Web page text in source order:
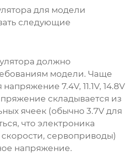
для модели
следующие
должно
модели. Чаще
7.4V, 11.1V, 14.8V
складывается из
ячеек (обычно 3.7V для
что электроника
сервоприводы)
напряжение.